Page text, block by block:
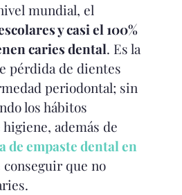
mundial, el
y casi el 100%
caries dental. Es la
pérdida de dientes
periodontal; sin
los hábitos
además de
de empaste dental en
conseguir que no